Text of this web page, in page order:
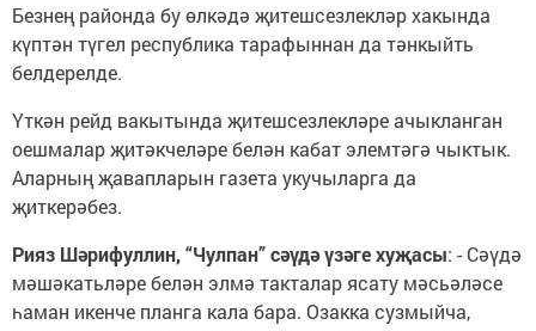
Безнең районда бу өлкәдә җитешсезлекләр хакында
күптән түгел республика тарафыннан да тәнкыйть
белдерелде.
Үткән рейд вакытында җитешсезлекләре ачыкланган
оешмалар җитәкчеләре белән кабат элемтәгә чыктык.
Аларның җавапларын газета укучыларга да
җиткерәбез.
Рияз Шәрифуллин, “Чулпан” сәүдә үзәге хуҗасы: - Сәүдә
мәшәкатьләре белән элмә такталар ясату мәсьәләсе
һаман икенче планга кала бара. Озакка сузмыйча,